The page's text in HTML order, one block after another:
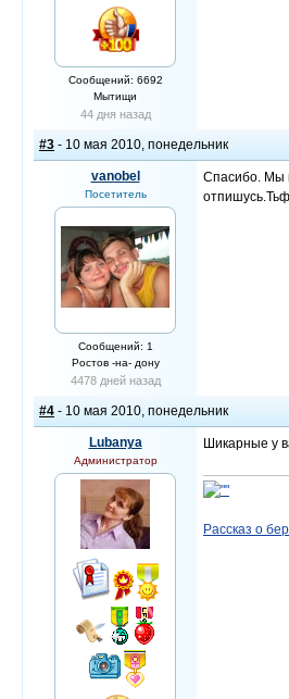
Сообщений: 6692
Мытищи
44 дня назад
#3 - 10 мая 2010, понедельник
vanobel
Посетитель
Сообщений: 1
Ростов -на- дону
4478 дней назад
Спасибо. Мы
#4 - 10 мая 2010, понедельник
Lubanya
Администратор
Шикарные у
Рассказ о